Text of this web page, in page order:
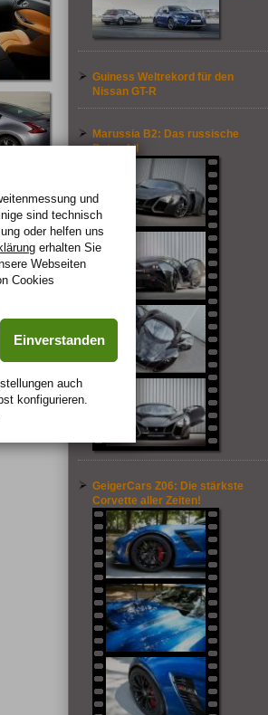
Guiness Weltrekord für den
Nissan GT-R
Marussia B2: Das russische
Batmobil
GeigerCars Z06: Die stärkste
Corvette aller Zeiten!
und
sind technisch
oder helfen uns
erhalten Sie
Webseiten
Cookies
Einverstanden
auch
konfigurieren.